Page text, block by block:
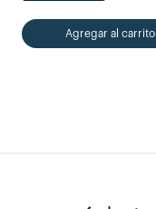
Agregar al carrito